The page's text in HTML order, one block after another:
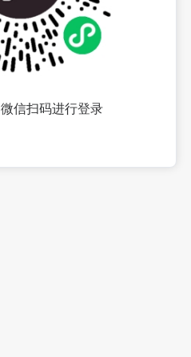
微信扫码进行登录